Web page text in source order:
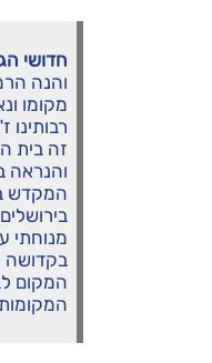
חדושי
והנה
מקומו
זה בית
והנראה
המקדש
מנוחתי
בקדושה
המקום